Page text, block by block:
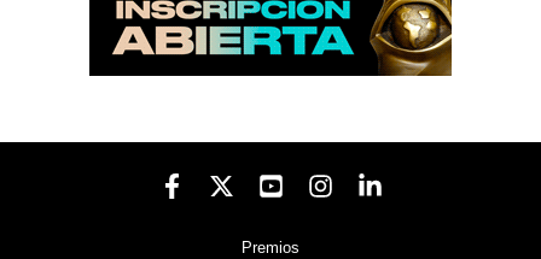
Premios